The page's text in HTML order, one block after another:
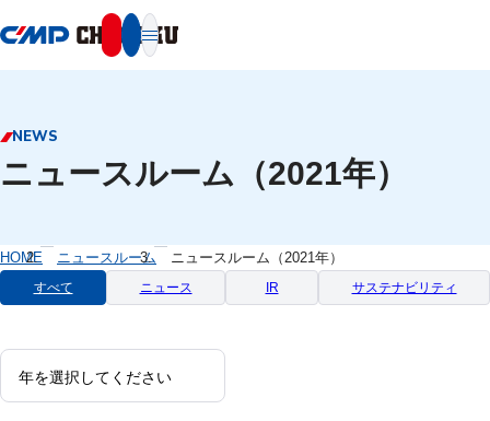
NEWS
ニュースルーム（2021年）
HOME ニュースルーム ニュースルーム（2021年）
すべて ニュース IR サステナビリティ